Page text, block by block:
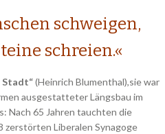
schweigen,
schreien.«
Stadt“(Heinrich Blumenthal),sie war
ausgestatteter Längsbau im
Nach 65 Jahren tauchten die
zerstörten Liberalen Synagoge